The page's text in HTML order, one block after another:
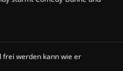
frei werden kann wie er